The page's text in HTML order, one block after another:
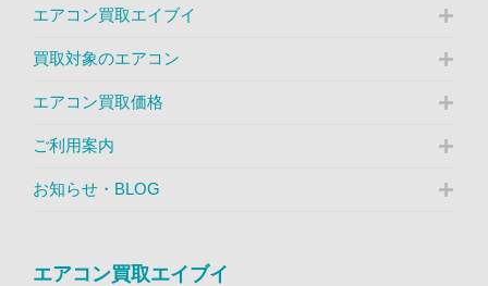
エアコン買取エイブイ
買取対象のエアコン
エアコン買取価格
ご利用案内
お知らせ・BLOG
エアコン買取エイブイ